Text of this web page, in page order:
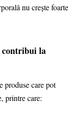
nu crește foarte
contribui la
produse care pot
printre care: